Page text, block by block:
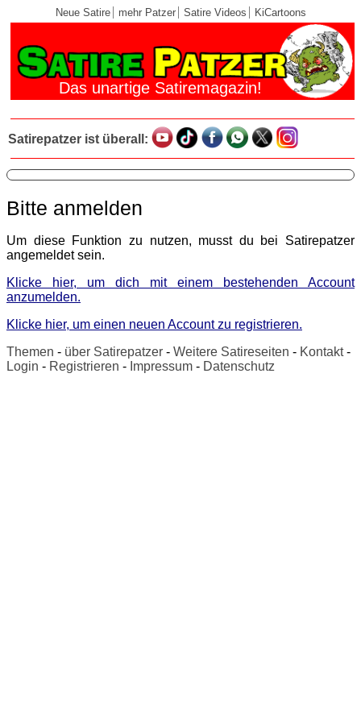
Neue Satire mehr Patzer Satire Videos KiCartoons
Das unartige Satiremagazin!
Satirepatzer ist überall:
Bitte anmelden
Um diese Funktion zu nutzen, musst du bei Satirepatzer
angemeldet sein.
Klicke hier, um dich mit einem bestehenden Account
anzumelden.
Klicke hier, um einen neuen Account zu registrieren.
Themen - über Satirepatzer - Weitere Satireseiten - Kontakt-
Login - Registrieren - Impressum - Datenschutz